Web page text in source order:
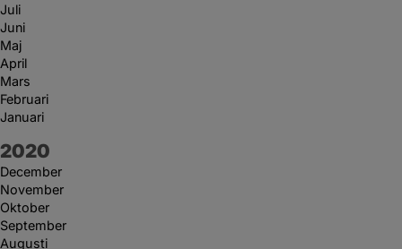
Juli
Juni
Maj
April
Mars
Februari
Januari
År:
2020
December
November
Oktober
September
Augusti